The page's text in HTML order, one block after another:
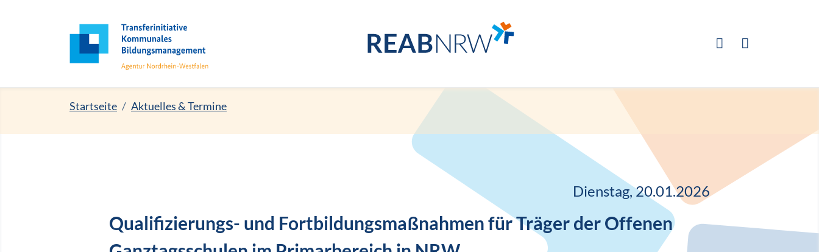
Startseite Aktuelles & Termine
Qualifizierungs- und Fortbildungsmaßnahmen für Träger der Offenen
Dienstag, 20.01.2026